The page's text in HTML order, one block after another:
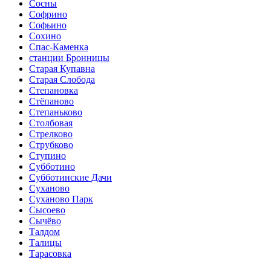
Сосны
Софрино
Софьино
Сохино
Спас-Каменка
станции Бронницы
Старая Купавна
Старая Слобода
Степановка
Стёпаново
Степаньково
Столбовая
Стрелково
Струбково
Ступино
Субботино
Субботинские Дачи
Суханово
Суханово Парк
Сысоево
Сычёво
Талдом
Талицы
Тарасовка